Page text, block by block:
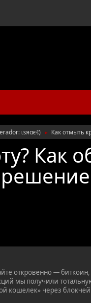
ιѕяαєℓ) ► Как отмыть
Как
откровенно —
мы получили
кошелек» через